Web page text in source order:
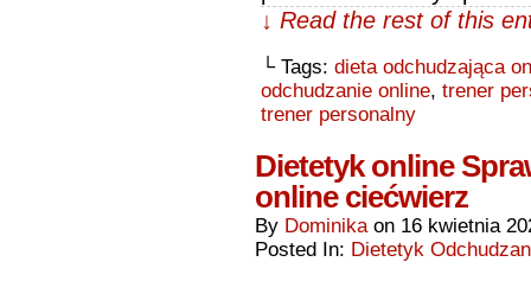
↓ Read the rest of this
└ Tags: dieta odchudzająca
odchudzanie online, trener
trener personalny
Dietetyk online
online ciećwierz
By Dominika on 16 kwietnia
Posted In: Dietetyk